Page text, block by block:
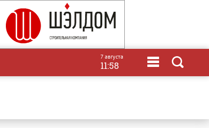
7 августа
11:58